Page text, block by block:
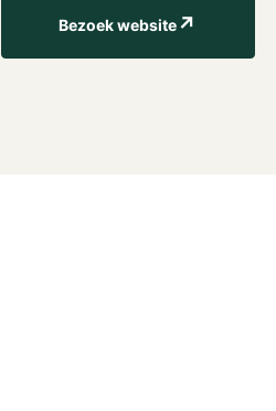
Bezoek website↗